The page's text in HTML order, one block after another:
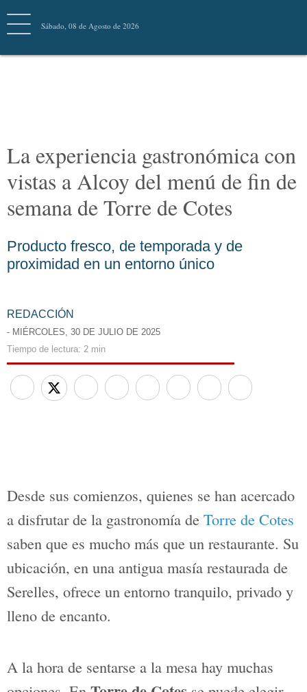
La experiencia gastronómica
con vistas a Alcoy del menú
de fin de semana de Torre de
Cotes
REDACCIÓN
- MIÉRCOLES, 30 DE JULIO DE 2025
Tiempo de lectura:
2 min
Desde sus comienzos, quienes se han